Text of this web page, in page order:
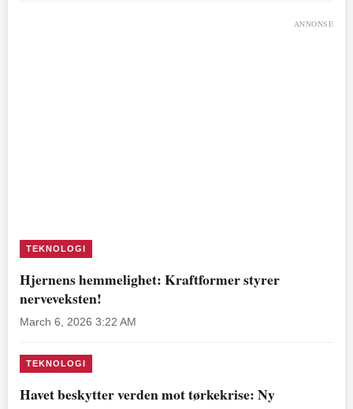
ANNONSE
TEKNOLOGI
Hjernens hemmelighet: Kraftformer styrer
nerveveksten!
March 6, 2026 3:22 AM
TEKNOLOGI
Havet beskytter verden mot tørkekrise: Ny